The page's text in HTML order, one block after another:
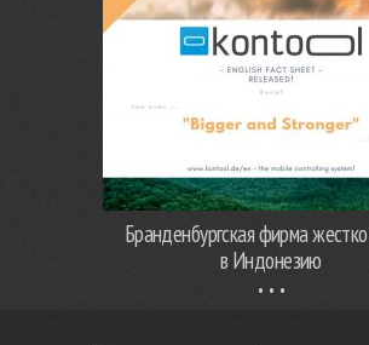
Бранденбургская фирма
в Индонезию